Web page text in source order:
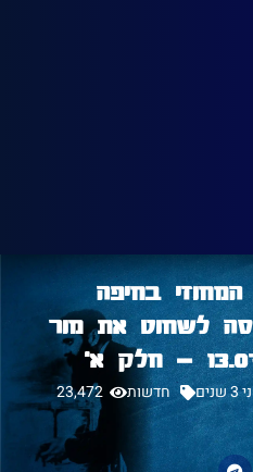
בחיפה
לשחוט את מור
חדשות 23,472